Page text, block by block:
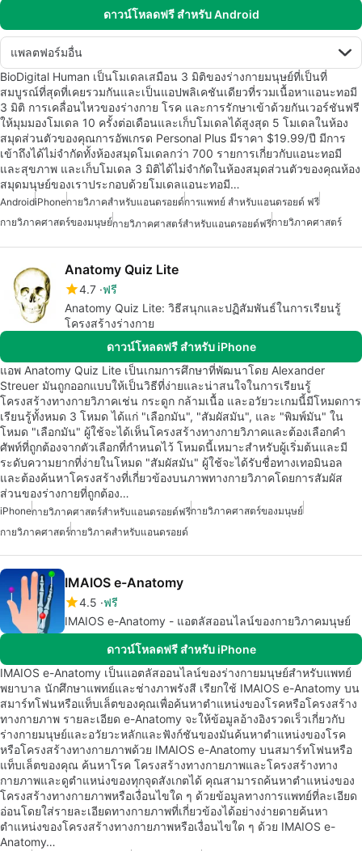
ดาวน์โหลดฟรี สำหรับ Android
แพลตฟอร์มอื่น
BioDigital Human เป็นโมเดลเสมือน 3 มิติของร่างกายมนุษย์ที่เป็นที่
สมบูรณ์ที่สุดที่เคยรวมกันและเป็นแอปพลิเคชันเดียวที่รวมเนื้อหาแอนะทอมี
3 มิติ การเคลื่อนไหวของร่างกาย โรค และการรักษาเข้าด้วยกันเวอร์ชันฟรี
ให้มุมมองโมเดล 10 ครั้งต่อเดือนและเก็บโมเดลได้สูงสุด 5 โมเดลในห้อง
สมุดส่วนตัวของคุณการอัพเกรด Personal Plus มีราคา $19.99/ปี มีการ
เข้าถึงได้ไม่จำกัดทั้งห้องสมุดโมเดลกว่า 700 รายการเกี่ยวกับแอนะทอมี
และสุขภาพ และเก็บโมเดล 3 มิติได้ไม่จำกัดในห้องสมุดส่วนตัวของคุณห้อง
สมุดมนุษย์ของเราประกอบด้วยโมเดลแอนะทอมี…
AndroidiPhoneกายวิภาคสำหรับแอนดรอยด์การแพทย์ สำหรับแอนดรอยด์ ฟรี
กายวิภาคศาสตร์ของมนุษย์กายวิภาคศาสตร์สำหรับแอนดรอยด์ฟรีกายวิภาคศาสตร์
Anatomy Quiz Lite
4.7 ฟรี
Anatomy Quiz Lite: วิธีสนุกและปฏิสัมพันธ์ในการเรียนรู้
โครงสร้างร่างกาย
ดาวน์โหลดฟรี สำหรับ iPhone
แอพ Anatomy Quiz Lite เป็นเกมการศึกษาที่พัฒนาโดย Alexander
Streuer มันถูกออกแบบให้เป็นวิธีที่ง่ายและน่าสนใจในการเรียนรู้
โครงสร้างทางกายวิภาคเช่น กระดูก กล้ามเนื้อ และอวัยวะเกมนี้มีโหมดการ
เรียนรู้ทั้งหมด 3 โหมด ได้แก่ "เลือกมัน", "สัมผัสมัน", และ "พิมพ์มัน" ใน
โหมด "เลือกมัน" ผู้ใช้จะได้เห็นโครงสร้างทางกายวิภาคและต้องเลือกคำ
ศัพท์ที่ถูกต้องจากตัวเลือกที่กำหนดไว้ โหมดนี้เหมาะสำหรับผู้เริ่มต้นและมี
ระดับความยากที่ง่ายในโหมด "สัมผัสมัน" ผู้ใช้จะได้รับชื่อทางเทอมินอล
และต้องค้นหาโครงสร้างที่เกี่ยวข้องบนภาพทางกายวิภาคโดยการสัมผัส
ส่วนของร่างกายที่ถูกต้อง…
iPhoneกายวิภาคศาสตร์สำหรับแอนดรอยด์ฟรีกายวิภาคศาสตร์ของมนุษย์
กายวิภาคศาสตร์กายวิภาคสำหรับแอนดรอยด์
IMAIOS e-Anatomy
4.5 ฟรี
IMAIOS e-Anatomy - แอตลัสออนไลน์ของกายวิภาคมนุษย์
ดาวน์โหลดฟรี สำหรับ iPhone
IMAIOS e-Anatomy เป็นแอตลัสออนไลน์ของร่างกายมนุษย์สำหรับแพทย์
พยาบาล นักศึกษาแพทย์และช่างภาพรังสี เรียกใช้ IMAIOS e-Anatomy บน
สมาร์ทโฟนหรือแท็บเล็ตของคุณเพื่อค้นหาตำแหน่งของโรคหรือโครงสร้าง
ทางกายภาพ รายละเอียด e-Anatomy จะให้ข้อมูลอ้างอิงรวดเร็วเกี่ยวกับ
ร่างกายมนุษย์และอวัยวะหลักและฟังก์ชันของมันค้นหาตำแหน่งของโรค
หรือโครงสร้างทางกายภาพด้วย IMAIOS e-Anatomy บนสมาร์ทโฟนหรือ
แท็บเล็ตของคุณ ค้นหาโรค โครงสร้างทางกายภาพและโครงสร้างทาง
กายภาพและดูตำแหน่งของทุกจุดสังเกตได้ คุณสามารถค้นหาตำแหน่งของ
โครงสร้างทางกายภาพหรือเงื่อนไขใด ๆ ด้วยข้อมูลทางการแพทย์ที่ละเอียด
อ่อนโดยใส่รายละเอียดทางกายภาพที่เกี่ยวข้องได้อย่างง่ายดายค้นหา
ตำแหน่งของโครงสร้างทางกายภาพหรือเงื่อนไขใด ๆ ด้วย IMAIOS e-
Anatomy…